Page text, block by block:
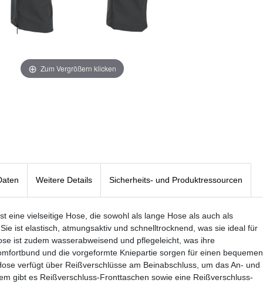
Zum Vergrößern klicken
Weitere Details Sicherheits- und Produktressourcen
eine vielseitige Hose, die sowohl als lange Hose als auch als
ist elastisch, atmungsaktiv und schnelltrocknend, was sie ideal für
ist zudem wasserabweisend und pflegeleicht, was ihre
und die vorgeformte Kniepartie sorgen für einen bequemen
verfügt über Reißverschlüsse am Beinabschluss, um das An- und
gibt es Reißverschluss-Fronttaschen sowie eine Reißverschluss-